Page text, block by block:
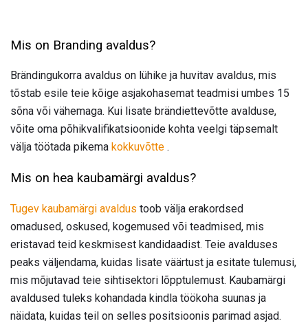
Mis on Branding avaldus?
Brändingukorra avaldus on lühike ja huvitav avaldus, mis
tõstab esile teie kõige asjakohasemat teadmisi umbes 15
sõna või vähemaga. Kui lisate brändiettevõtte avalduse,
võite oma põhikvalifikatsioonide kohta veelgi täpsemalt
välja töötada pikema kokkuvõtte .
Mis on hea kaubamärgi avaldus?
Tugev kaubamärgi avaldus toob välja erakordsed
omadused, oskused, kogemused või teadmised, mis
eristavad teid keskmisest kandidaadist. Teie avalduses
peaks väljendama, kuidas lisate väärtust ja esitate tulemusi,
mis mõjutavad teie sihtisektori lõpptulemust. Kaubamärgi
avaldused tuleks kohandada kindla töökoha suunas ja
näidata, kuidas teil on selles positsioonis parimad asjad.